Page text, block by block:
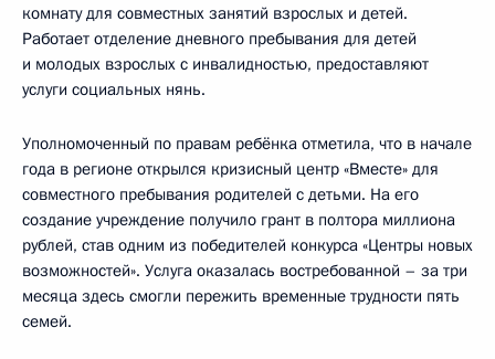
комнату для совместных занятий взрослых и детей.
Работает отделение дневного пребывания для детей
и молодых взрослых с инвалидностью, предоставляют
услуги социальных нянь.
Уполномоченный по правам ребёнка отметила, что в начале
года в регионе открылся кризисный центр «Вместе» для
совместного пребывания родителей с детьми. На его
создание учреждение получило грант в полтора миллиона
рублей, став одним из победителей конкурса «Центры новых
возможностей». Услуга оказалась востребованной – за три
месяца здесь смогли пережить временные трудности пять
семей.